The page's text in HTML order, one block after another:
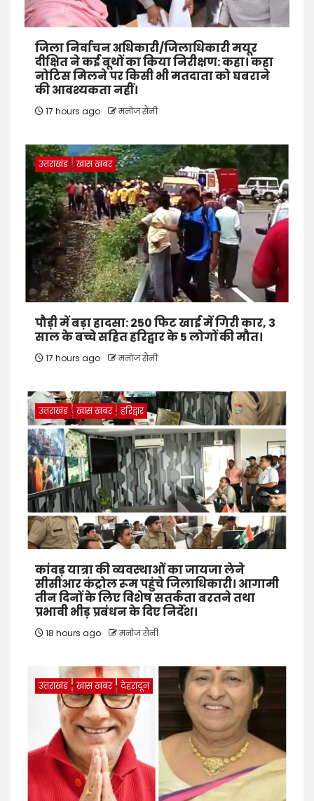
जिला निर्वाचन अधिकारी/जिलाधिकारी मयूर
दीक्षित ने कई बूथों का किया निरीक्षण: कहा। कहा
नोटिस मिलने पर किसी भी मतदाता को घबराने
की आवश्यकता नहीं।
17 hours ago मनोज सैनी
उत्तराखंड खास खबर
पौड़ी में बड़ा हादसा: 250 फिट खाई में गिरी कार, 3
साल के बच्चे सहित हरिद्वार के 5 लोगों की मौत।
17 hours ago मनोज सैनी
उत्तराखंड खास खबर हरिद्वार
कांवड़ यात्रा की व्यवस्थाओं का जायजा लेने
सीसीआर कंट्रोल रूम पहुंचे जिलाधिकारी। आगामी
तीन दिनों के लिए विशेष सतर्कता बरतने तथा
प्रभावी भीड़ प्रबंधन के दिए निर्देश।
18 hours ago मनोज सैनी
उत्तराखंड खास खबर देहरादून